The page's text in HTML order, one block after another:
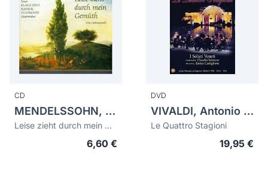
CD
MENDELSSOHN, Felix (1809-1847)
Leise zieht durch mein Gemüth
6,60 €
DVD
VIVALDI, Antonio (1678-1741)
Le Quattro Stagioni
19,95 €